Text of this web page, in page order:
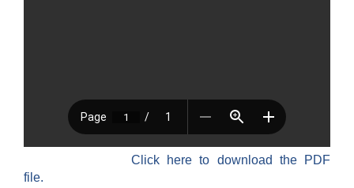
Click here to download the PDF
file.